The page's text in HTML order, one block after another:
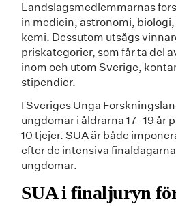
Landslagsmedlemmarnas
in medicin, astronomi,
kemi. Dessutom utsågs
priskategorier, som får ta del
inom och utom Sverige,
stipendier.
I Sveriges Unga
ungdomar i åldrarna 17–19 år
10 tjejer. SUA är både
efter de intensiva
ungdomar.
SUA i finaljuryn